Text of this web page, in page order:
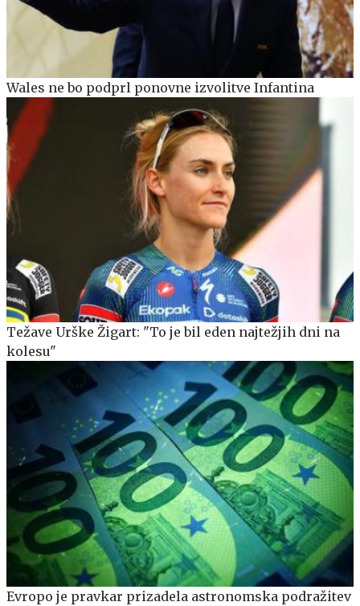
Wales ne bo podprl ponovne izvolitve Infantina
Težave Urške Žigart: "To je bil eden najtežjih dni na
kolesu"
Evropo je pravkar prizadela astronomska podražitev